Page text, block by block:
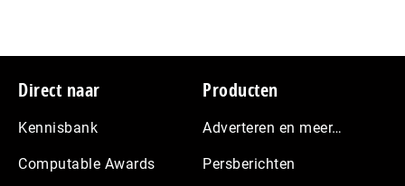
Footer
Direct naar
Kennisbank
Computable Awards
Producten
Adverteren en meer…
Persberichten